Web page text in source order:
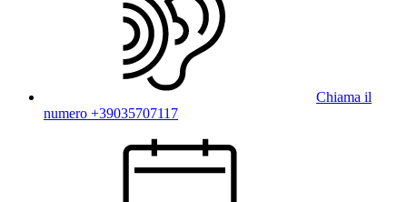
Chiama il
numero +39035707117